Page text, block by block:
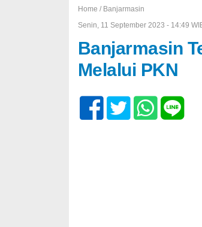
Home / Banjarmasin
Senin, 11 September 2023 - 14:49
Banjarmasin
Melalui PKN